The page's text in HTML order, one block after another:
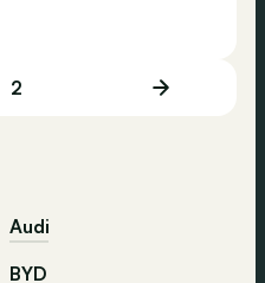
2
Audi
BYD